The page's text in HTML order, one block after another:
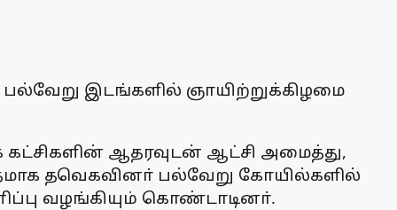
பல்வேறு இடங்களில் ஞாயிற்றுக்கிழமை
ஆதரவுடன் ஆட்சி அமைத்து,
தவெகவினா் பல்வேறு கோயில்களில்
வழங்கியும் கொண்டாடினா்.